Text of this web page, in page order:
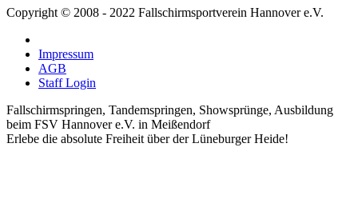
Copyright © 2008 - 2022 Fallschirmsportverein Hannover e.V.
Impressum
AGB
Staff Login
Fallschirmspringen, Tandemspringen, Showsprünge, Ausbildung
beim FSV Hannover e.V. in Meißendorf
Erlebe die absolute Freiheit über der Lüneburger Heide!